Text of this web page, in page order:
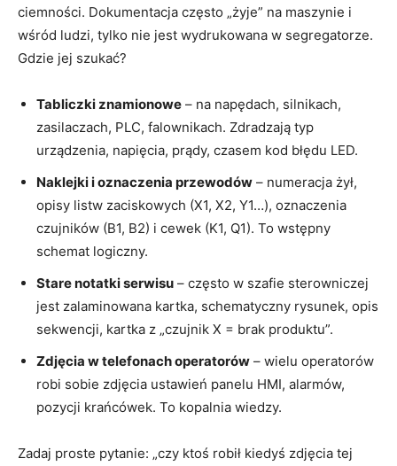
ciemności. Dokumentacja często „żyje” na maszynie i
wśród ludzi, tylko nie jest wydrukowana w segregatorze.
Gdzie jej szukać?
Tabliczki znamionowe – na napędach, silnikach,
zasilaczach, PLC, falownikach. Zdradzają typ
urządzenia, napięcia, prądy, czasem kod błędu LED.
Naklejki i oznaczenia przewodów – numeracja żył,
opisy listw zaciskowych (X1, X2, Y1…), oznaczenia
czujników (B1, B2) i cewek (K1, Q1). To wstępny
schemat logiczny.
Stare notatki serwisu – często w szafie sterowniczej
jest zalaminowana kartka, schematyczny rysunek, opis
sekwencji, kartka z „czujnik X = brak produktu”.
Zdjęcia w telefonach operatorów – wielu operatorów
robi sobie zdjęcia ustawień panelu HMI, alarmów,
pozycji krańcówek. To kopalnia wiedzy.
Zadaj proste pytanie: „czy ktoś robił kiedyś zdjęcia tej